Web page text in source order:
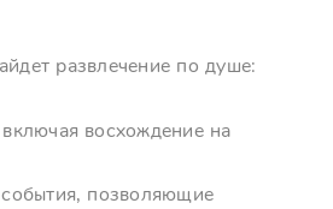
развлечение по душе:
восхождение на
позволяющие